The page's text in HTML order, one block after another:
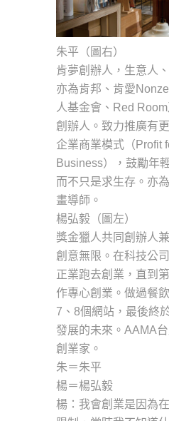
朱平（圖右）
肯夢創辦人，生意人
亦為肯邦、肯愛
人基金會、Red
創辦人。致力推廣有
企業商業模式（Profit
Business），鼓勵年
而不只是求生存。亦
畫導師。
楊弘毅（圖左）
獎金獵人共同創辦人
創意無限。在科技公
正業跑去創業，直到
作專心創業。做過餐
7、8個網站，最後終
發展的未來。AAMA
創業家。
朱＝朱平
楊＝楊弘毅
楊：我會創業是因為